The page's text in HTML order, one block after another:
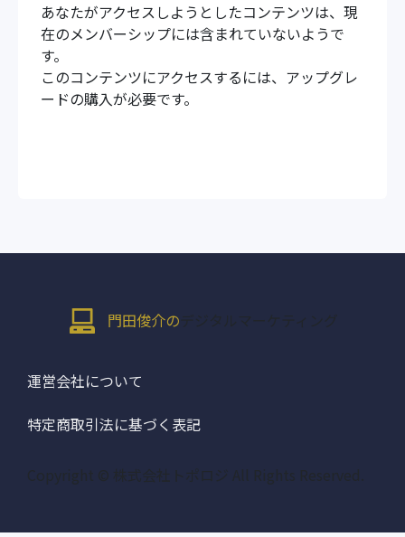
あなたがアクセスしようとしたコンテンツは、現
在のメンバーシップには含まれていないようで
す。
このコンテンツにアクセスするには、アップグレ
ードの購入が必要です。
門田俊介の デジタルマーケティング
運営会社について
特定商取引法に基づく表記
Copyright © 株式会社トポロジ All Rights Reserved.